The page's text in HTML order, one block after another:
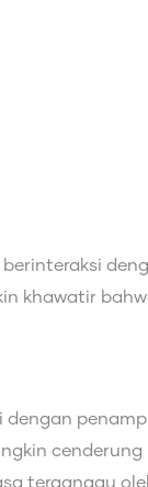
khawatir
terganggu